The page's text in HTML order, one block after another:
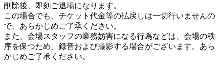
削除後、即刻ご退場になります。
この場合でも、チケット代金等の払戻しは一切行いませんの
で、あらかじめご了承ください。
また、会場スタッフの業務妨害になる行為などは、会場の秩
序を保つため、録音および撮影する場合がございます。あら
かじめご了承ください。